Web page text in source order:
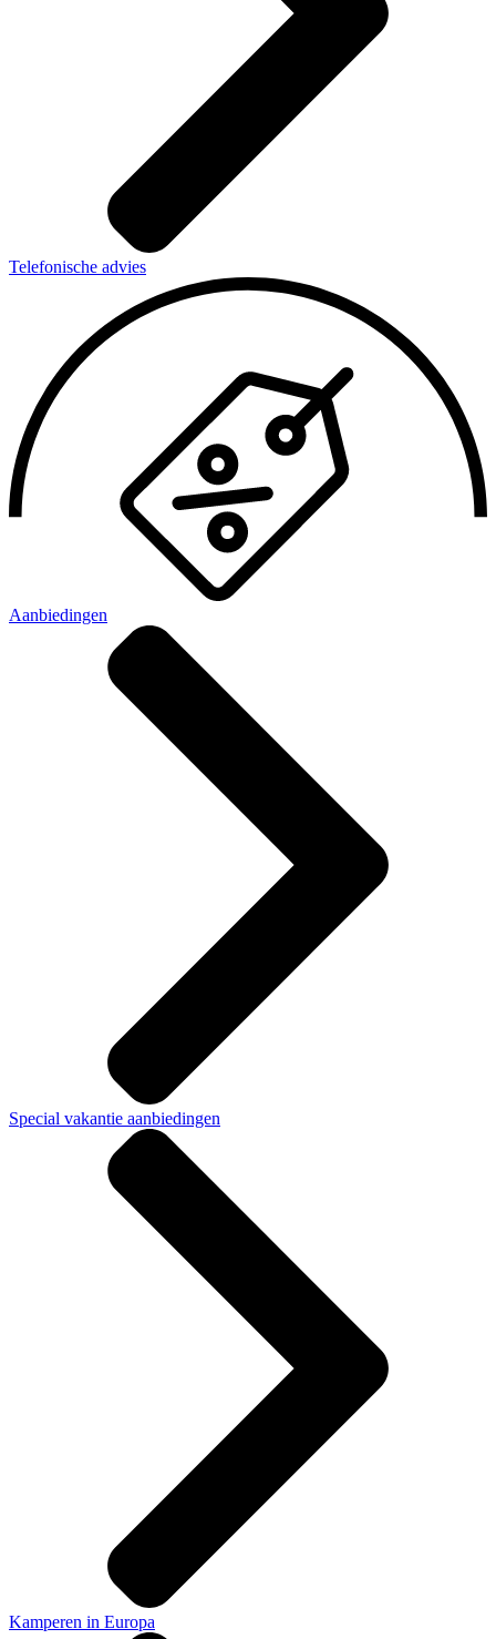
Telefonische advies
Aanbiedingen
Special vakantie aanbiedingen
Kamperen in Europa